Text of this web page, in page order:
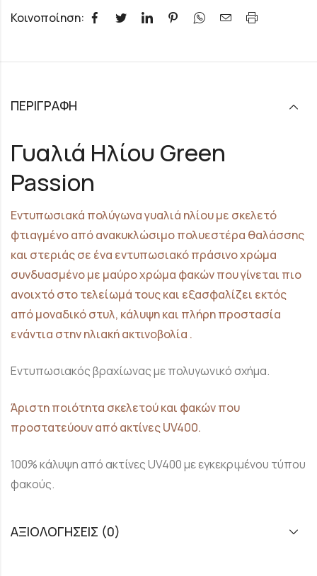
Κοινοποίηση:
ΠΕΡΙΓΡΑΦΉ
Γυαλιά Ηλίου Green
Passion
Εντυπωσιακά πολύγωνα γυαλιά ηλίου με σκελετό
φτιαγμένο από ανακυκλώσιμο πολυεστέρα θαλάσσης
και στεριάς σε ένα εντυπωσιακό πράσινο χρώμα
συνδυασμένο με μαύρο χρώμα φακών που γίνεται πιο
ανοιχτό στο τελείωμά τους και εξασφαλίζει εκτός
από μοναδικό στυλ, κάλυψη και πλήρη προστασία
ενάντια στην ηλιακή ακτινοβολία .
Εντυπωσιακός βραχίωνας με πολυγωνικό σχήμα.
Άριστη ποιότητα σκελετού και φακών που
προστατεύουν από ακτίνες UV400.
100% κάλυψη από ακτίνες UV400 με εγκεκριμένου τύπου
φακούς.
ΑΞΙΟΛΟΓΉΣΕΙΣ (0)